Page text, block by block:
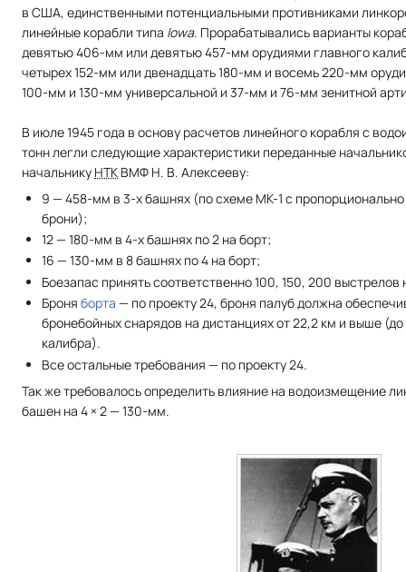
в США, единственными потенциальными противниками
линейные корабли типа Iowa. Прорабатывались варианты
девятью 406-мм или девятью 457-мм орудиями главного
четырех 152-мм или двенадцать 180-мм и восемь 220-мм
100-мм и 130-мм универсальной и 37-мм и 76-мм зенитной
В июле 1945 года в основу расчетов линейного корабля с
тонн легли следующие характеристики переданные
начальнику НТК ВМФ Н. В. Алексееву:
9 — 458-мм в 3-х башнях (по схеме МК-1 с
брони);
12 — 180-мм в 4-х башнях по 2 на борт;
16 — 130-мм в 8 башнях по 4 на борт;
Боезапас принять соответственно 100, 150, 200 выстрелов
Броняборта — по проекту 24, броня палуб должна
бронебойных снарядов на дистанциях от 22,2 км и выше
калибра).
Все остальные требования — по проекту 24.
Так же требовалось определить влияние на водоизмещение
башен на 4 × 2 — 130-мм.